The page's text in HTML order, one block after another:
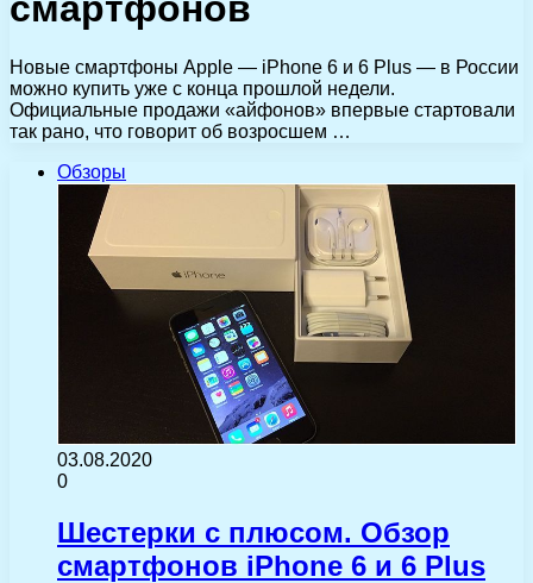
смартфонов
Новые смартфоны Apple — iPhone 6 и 6 Plus — в России
можно купить уже с конца прошлой недели.
Официальные продажи «айфонов» впервые стартовали
так рано, что говорит об возросшем …
Обзоры
03.08.2020
0
Шестерки с плюсом. Обзор
смартфонов iPhone 6 и 6 Plus